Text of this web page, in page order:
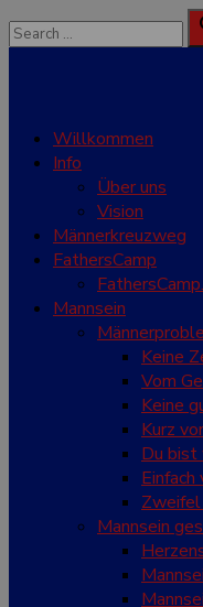
Skip
to
Search
for:
Willkommen
Info
Über uns
Vision
Männerkreuzweg
FathersCamp
Mannsein
Keine
Vom
Keine
Kurz
Du bist
Mannsein